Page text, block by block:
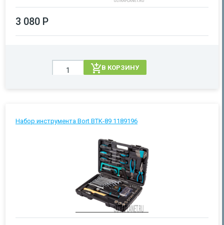
3 080 Р
В КОРЗИНУ
Набор инструмента Bort BTK-89 1189196